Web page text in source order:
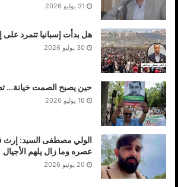
أما الشعب الصحراوي فقد قرر مصيره عندما
المستعمر الإسباني حربا شعبية طويلة الأمد
الاحتلال إلا أن يستمر في المماطلة والتزوير
حقيقة أن الصحراء الغربية لم تكن مغربية ولن
31 يوليو 2026
هل بدأت إسبانيا تتمرد على
30 يوليو 2026
حين يصبح الصمت خيانة…
16 يوليو 2026
الولي مصطفى السيد: إرث
عصره وما زال يلهم الأجيال
20 يونيو 2026